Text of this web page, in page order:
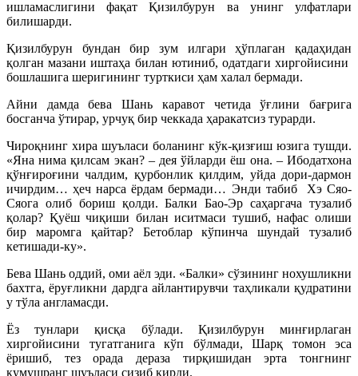
ишламаслигини фақат Қизилбурун ва унинг улфатлари
билишарди.
Қизилбурун бундан бир зум илгари ҳўплаган қадаҳидан
қолган мазани иштаҳа билан ютиниб, одатдаги хиргойисини
бошлашига шеригининг турткиси ҳам халал бермади.
Айни дамда бева Шань каравот четида ўғлини бағрига
босганча ўтирар, урчуқ бир чеккада ҳаракатсиз турарди.
Чироқнинг хира шуъласи боланинг кўк-қизғиш юзига тушди.
«Яна нима қилсам экан? – дея ўйларди ёш она. – Ибодатхона
қўнғироғини чалдим, қурбонлик қилдим, уйда дори-дармон
ичирдим… ҳеч нарса ёрдам бермади… Энди табиб Хэ Сяо-
Сяога олиб бориш қолди. Балки Бао-Эр саҳаргача тузалиб
қолар? Қуёш чиқиши билан иситмаси тушиб, нафас олиши
бир маромга қайтар? Бетоблар кўпинча шундай тузалиб
кетишади-ку».
Бева Шань оддий, оми аёл эди. «Балки» сўзининг нохушликни
бахтга, ёруғликни дардга айлантирувчи таҳликали қудратини
у тўла англамасди.
Ёз тунлари қисқа бўлади. Қизилбурун минғирлаган
хиргойисини тугатганига кўп бўлмади, Шарқ томон эса
ёришиб, тез орада дераза тирқишидан эрта тонгнинг
кумушранг шуъласи сизиб кирди.